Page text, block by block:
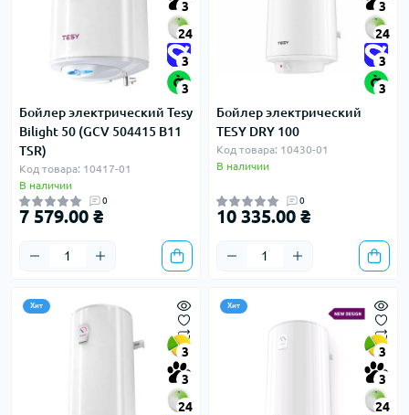
3
24
3
3
Бойлер электрический Tesy
Bilight 50 (GCV 504415 B11
TSR)
Код товара: 10417-01
В наличии
0
7 579.00 ₴
3
24
3
3
Бойлер электрический
TESY DRY 100
Код товара: 10430-01
В наличии
0
10 335.00 ₴
Хит
3
3
24
Хит
3
3
24